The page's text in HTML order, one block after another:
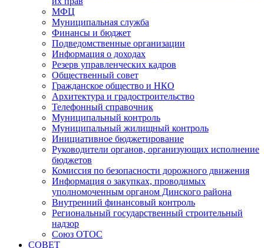
МФЦ
Муниципальная служба
Финансы и бюджет
Подведомственные организации
Информация о доходах
Резерв управленческих кадров
Общественный совет
Гражданское общество и НКО
Архитектура и градостроительство
Телефонный справочник
Муниципальный контроль
Муниципальный жилищный контроль
Инициативное бюджетирование
Руководители органов, организующих исполнение
бюджетов
Комиссия по безопасности дорожного движения
Информация о закупках, проводимых
уполномоченным органом Динского района
Внутренний финансовый контроль
Региональный государственный строительный
надзор
Союз ОТОС
СОВЕТ